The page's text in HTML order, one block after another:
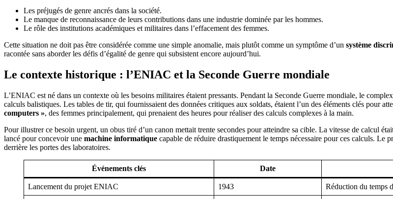
Les préjugés de genre ancrés dans la société.
Le manque de reconnaissance de leurs contributions dans une industrie dominée par les hommes.
Le rôle des institutions académiques et militaires dans l’effacement des femmes.
Cette situation ne doit pas être considérée comme une simple anomalie, mais plutôt comme un symptôme d’un système
racontée sans aborder les défis d’égalité de genre qui subsistent encore aujourd’hui.
Le contexte historique : l’ENIAC et la Seconde Guerre mondiale
L’ENIAC est né dans un contexte où les besoins militaires étaient pressants. Pendant la Seconde Guerre mondiale, le
calculs balistiques. Les tables de tir, qui fournissaient des données critiques aux soldats, étaient l’un des éléments clés pour
computers », des femmes principalement, qui prenaient des heures pour réaliser des calculs complexes à la main.
Pour illustrer ce besoin urgent, un obus tiré d’un canon mettait trente secondes pour atteindre sa cible. La vitesse de calcul
lancé pour concevoir une machine informatique capable de réduire drastiquement le temps nécessaire pour ces calculs. Le
derrière les portes des laboratoires.
Événements clés Date
Lancement du projet ENIAC 1943 Réduction du temps